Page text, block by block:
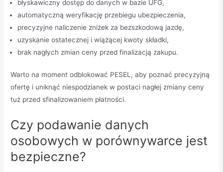
błyskawiczny dostęp do danych w bazie UFG,
automatyczną weryfikację przebiegu ubezpieczenia,
precyzyjne naliczenie zniżek za bezszkodową jazdę,
uzyskanie ostatecznej i wiążącej kwoty składki,
brak nagłych zmian ceny przed finalizacją zakupu.
Warto na moment odblokować PESEL, aby poznać precyzyjną
ofertę i uniknąć niespodzianek w postaci nagłej zmiany ceny
tuż przed sfinalizowaniem płatności.
Czy podawanie danych
osobowych w porównywarce jest
bezpieczne?